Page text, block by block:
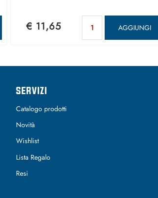
€ 11,65 AGGIUNGI
SERVIZI
Catalogo prodotti
Novità
Wishlist
Lista Regalo
Resi